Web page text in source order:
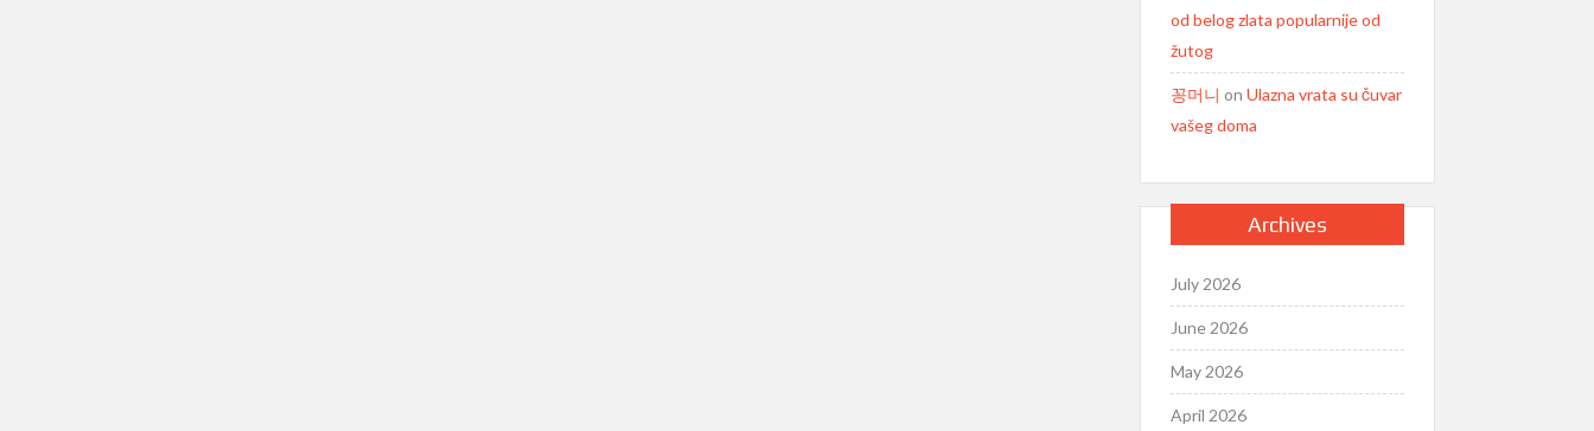
od belog zlata popularnije od
žutog
꽁머니 on Ulazna vrata su čuvar
vašeg doma
Archives
July 2026
June 2026
May 2026
April 2026